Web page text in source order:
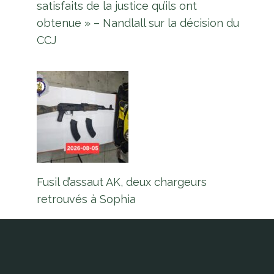
satisfaits de la justice qu’ils ont
obtenue » – Nandlall sur la décision du
CCJ
Fusil d’assaut AK, deux chargeurs
retrouvés à Sophia